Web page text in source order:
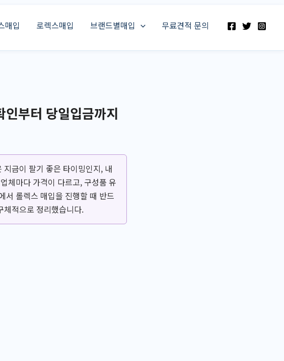
매입 로렉스매입 브랜드별매입 무료견적 문의
부터 당일입금까지
금이 팔기 좋은 타이밍인지, 내
체마다 가격이 다르고, 구성품 유
서 롤렉스 매입을 진행할 때 반드
체적으로 정리했습니다.